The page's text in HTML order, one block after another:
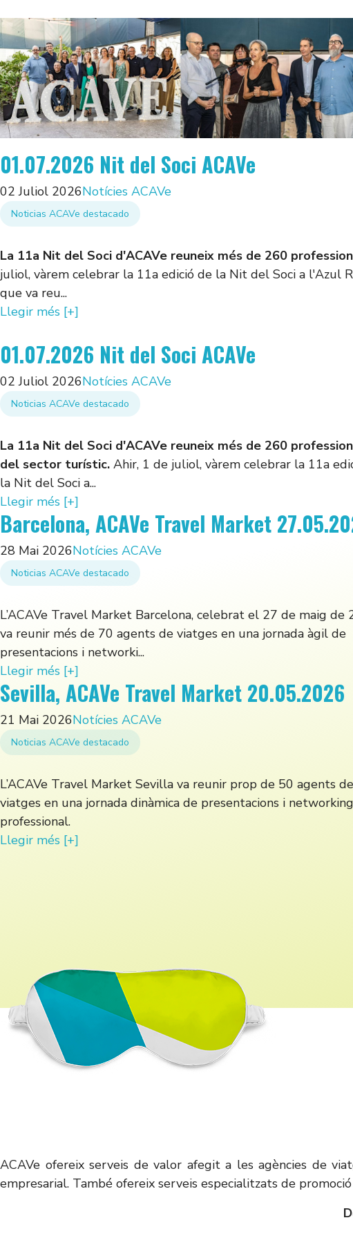
01.07.2026 Nit del Soci ACAVe
02 Juliol 2026Notícies ACAVe
Noticias ACAVe destacado
La 11a Nit del Soci d'ACAVe reuneix més de 260
juliol, vàrem celebrar la 11a edició de la Nit del Soci a l'Azul
que va reu...
Llegir més [+]
01.07.2026 Nit del Soci ACAVe
02 Juliol 2026Notícies ACAVe
Noticias ACAVe destacado
La 11a Nit del Soci d'ACAVe reuneix més de 260
del sector turístic. Ahir, 1 de juliol, vàrem celebrar la 11a
la Nit del Soci a...
Llegir més [+]
Barcelona, ACAVe Travel Market
28 Mai 2026Notícies ACAVe
Noticias ACAVe destacado
L’ACAVe Travel Market Barcelona, celebrat el 27 de maig de
va reunir més de 70 agents de viatges en una jornada àgil de
presentacions i networki...
Llegir més [+]
Sevilla, ACAVe Travel Market 20.05.2026
21 Mai 2026Notícies ACAVe
Noticias ACAVe destacado
L’ACAVe Travel Market Sevilla va reunir prop de 50 agents de
viatges en una jornada dinàmica de presentacions i networking
professional.
Llegir més [+]
ACAVe ofereix serveis de valor afegit a les agències de
empresarial. També ofereix serveis especialitzats de